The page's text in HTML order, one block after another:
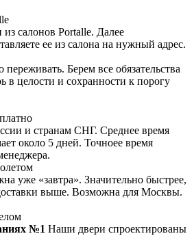
салонов Portalle. Далее
ее из салона на нужный адрес.
Берем все обязательства
в целости и сохранности к порогу
и странам СНГ. Среднее время
около 5 дней. Точноее время
уже «завтра». Значительно быстрее,
выше. Возможна для Москвы.
№1 Наши двери спроектированы